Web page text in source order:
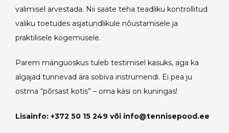
valimisel arvestada. Nii saate teha teadliku kontrollitud
valiku toetudes asjatundlikule nõustamisele ja
praktilisele kogemusele.
Parem mänguoskus tuleb testimisel kasuks, aga ka
algajad tunnevad ära sobiva instrumendi. Ei pea ju
ostma “põrsast kotis” – oma käsi on kuningas!
Lisainfo: +372 50 15 249 või info@tennisepood.ee